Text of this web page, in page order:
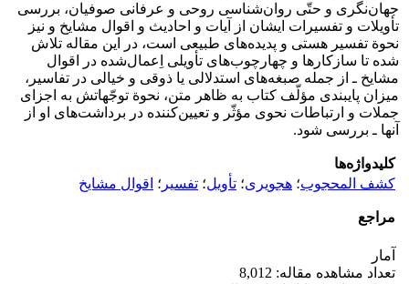
جهان‌نگری و حتّی روان‌شناسی روحی و عرفانی صوفیان، بررسی
تأویلات و تفسیرات ایشان از آیات و احادیث و اقوال مشایخ و نیز
نحوة تفسیر هستی و پدیده‌های طبیعی است، در این مقاله تلاش
شده تا سازکارها و چهارچوب‌های تأویلی اِعمال‌شده در اقوال
مشایخ ـ از جمله صبغه‌های استدلالی یا ذوقی و خیالی در تفاسیر،
میزان پایبندی مؤلّف کتاب به ظاهر متن، نحوة توجّهاتش به اجزای
جملات و ارتباطات نحوی مؤثّر و تعیین‌کننده در برداشت‌های او از
آنها ـ بررسی شود.
کلیدواژه‌ها
کشف المحجوب؛ هجویری؛ تأویل؛ تفسیر ؛ اقوال مشایخ
مراجع
آمار
تعداد مشاهده مقاله: 8,012